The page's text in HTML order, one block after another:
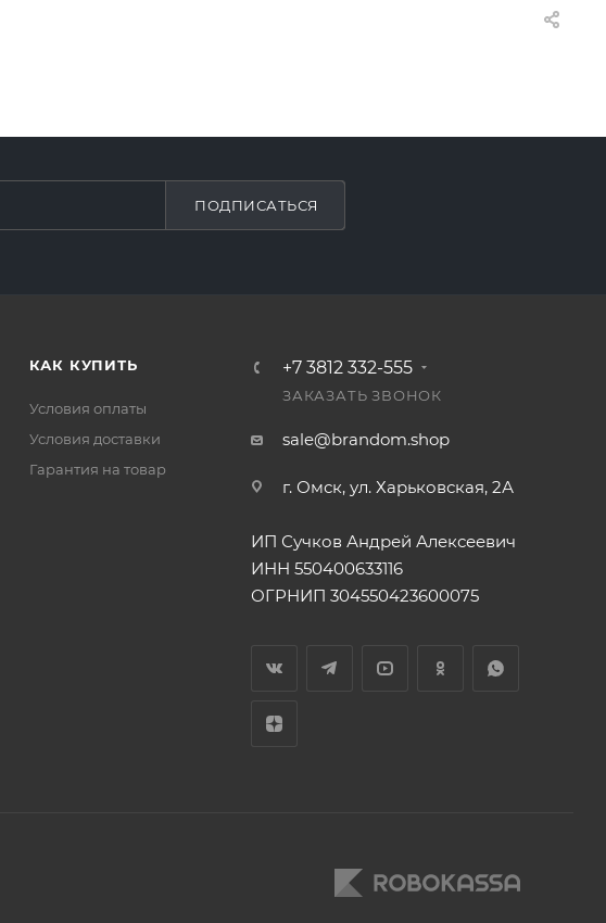
ПОДПИСАТЬСЯ
КАК КУПИТЬ
Условия оплаты
Условия доставки
Гарантия на товар
+7 3812 332-555
ЗАКАЗАТЬ ЗВОНОК
sale@brandom.shop
г. Омск, ул. Харьковская, 2А
ИП Сучков Андрей Алексеевич
ИНН 550400633116
ОГРНИП 304550423600075